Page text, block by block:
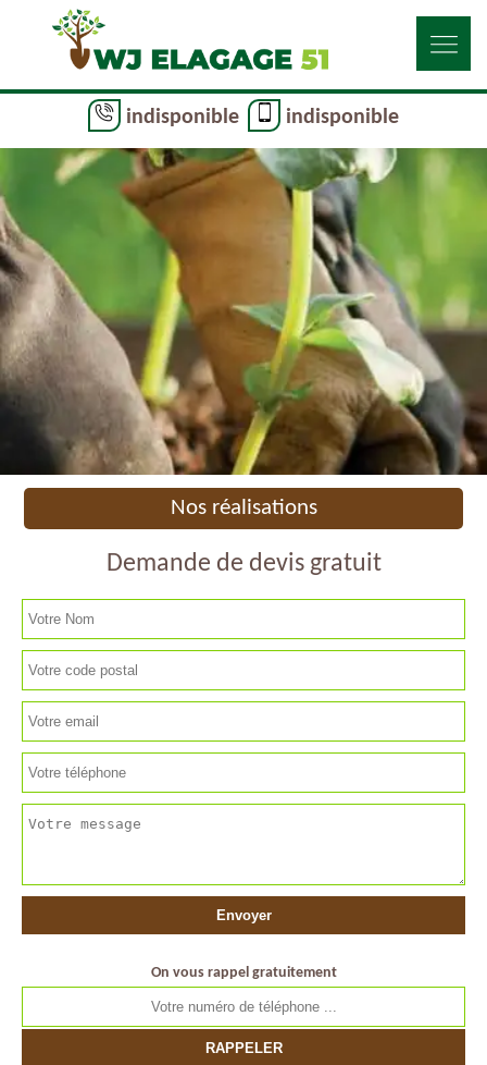
indisponible indisponible
Nos réalisations
Demande de devis gratuit
On vous rappel gratuitement